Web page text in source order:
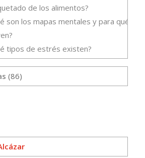
de los alimentos?
son los mapas mentales y para qué
tipos de estrés existen?
(86)